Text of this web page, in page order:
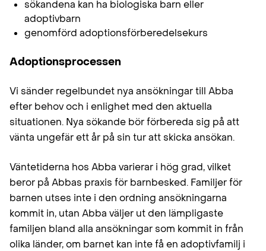
sökandena kan ha biologiska barn eller
adoptivbarn
genomförd adoptionsförberedelsekurs
Adoptionsprocessen
Vi sänder regelbundet nya ansökningar till Abba
efter behov och i enlighet med den aktuella
situationen. Nya sökande bör förbereda sig på att
vänta ungefär ett år på sin tur att skicka ansökan.
Väntetiderna hos Abba varierar i hög grad, vilket
beror på Abbas praxis för barnbesked. Familjer för
barnen utses inte i den ordning ansökningarna
kommit in, utan Abba väljer ut den lämpligaste
familjen bland alla ansökningar som kommit in från
olika länder, om barnet kan inte få en adoptivfamilj i